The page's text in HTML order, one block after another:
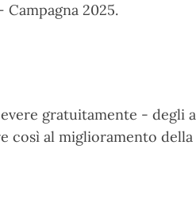
Campagna 2025.
gratuitamente - degli
così al miglioramento della